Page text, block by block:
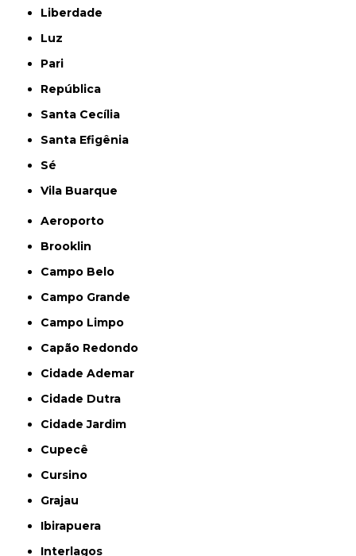
Liberdade
Luz
Pari
República
Santa Cecília
Santa Efigênia
Sé
Vila Buarque
Aeroporto
Brooklin
Campo Belo
Campo Grande
Campo Limpo
Capão Redondo
Cidade Ademar
Cidade Dutra
Cidade Jardim
Cupecê
Cursino
Grajau
Ibirapuera
Interlagos